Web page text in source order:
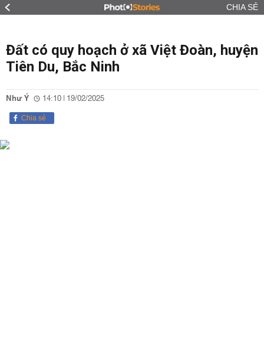
CHIA SẺ
Đất có quy hoạch ở xã Việt Đoàn, huyện
Tiên Du, Bắc Ninh
Như Ý 14:10 | 19/02/2025
Chia sẻ